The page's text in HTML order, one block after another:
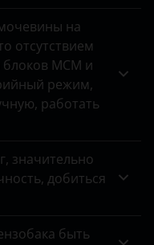
на
отсутствием
MCM и
режим,
работать
значительно
добиться
быть